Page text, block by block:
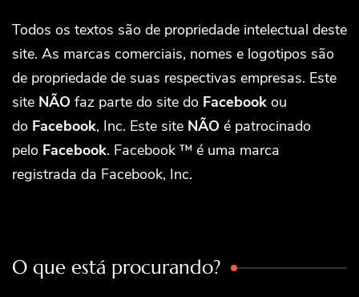
Todos os textos são de propriedade intelectual deste
site. As marcas comerciais, nomes e logotipos são
de propriedade de suas respectivas empresas. Este
site NÃO faz parte do site do Facebook ou
do Facebook, Inc. Este site NÃO é patrocinado
pelo Facebook. Facebook ™ é uma marca
registrada da Facebook, Inc.
O que está procurando?